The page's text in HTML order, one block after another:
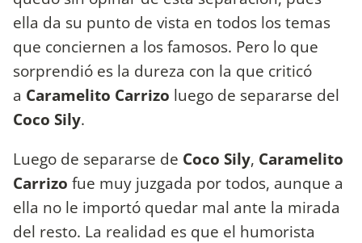
ella da su punto de vista en todos los temas
que conciernen a los famosos. Pero lo que
sorprendió es la dureza con la que criticó
a Caramelito Carrizo luego de separarse del
Coco Sily.
Luego de separarse de Coco Sily, Caramelito
Carrizo fue muy juzgada por todos, aunque a
ella no le importó quedar mal ante la mirada
del resto. La realidad es que el humorista